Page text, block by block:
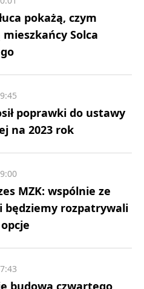
pokażą, czym
Solca
poprawki do ustawy
na 2023 rok
MZK: wspólnie ze
będziemy rozpatrywali
budowa czwartego